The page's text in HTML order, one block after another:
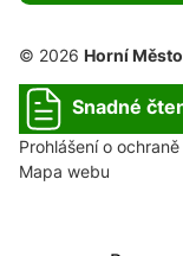
© 2026 Horní Město
Snadné
Prohlášení o
Mapa webu